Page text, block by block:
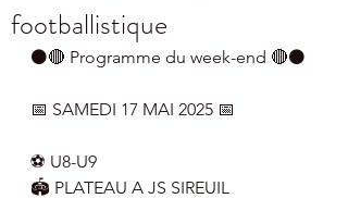
footballistique
⚫️🔴 Programme du week-end 🔴⚫️
📅 SAMEDI 17 MAI 2025 📅
⚽️ U8-U9
🏟 PLATEAU A JS SIREUIL